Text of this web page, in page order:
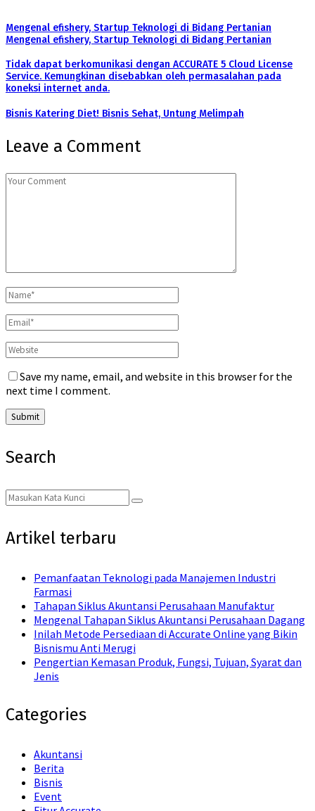
Mengenal efishery, Startup Teknologi di Bidang Pertanian
Mengenal efishery, Startup Teknologi di Bidang Pertanian
Tidak dapat berkomunikasi dengan ACCURATE 5 Cloud License
Service. Kemungkinan disebabkan oleh permasalahan pada
koneksi internet anda.
Bisnis Katering Diet! Bisnis Sehat, Untung Melimpah
Leave a Comment
Save my name, email, and website in this browser for the
next time I comment.
Search
Search
for:
Search
Artikel terbaru
Pemanfaatan Teknologi pada Manajemen Industri
Farmasi
Tahapan Siklus Akuntansi Perusahaan Manufaktur
Mengenal Tahapan Siklus Akuntansi Perusahaan Dagang
Inilah Metode Persediaan di Accurate Online yang Bikin
Bisnismu Anti Merugi
Pengertian Kemasan Produk, Fungsi, Tujuan, Syarat dan
Jenis
Categories
Akuntansi
Berita
Bisnis
Event